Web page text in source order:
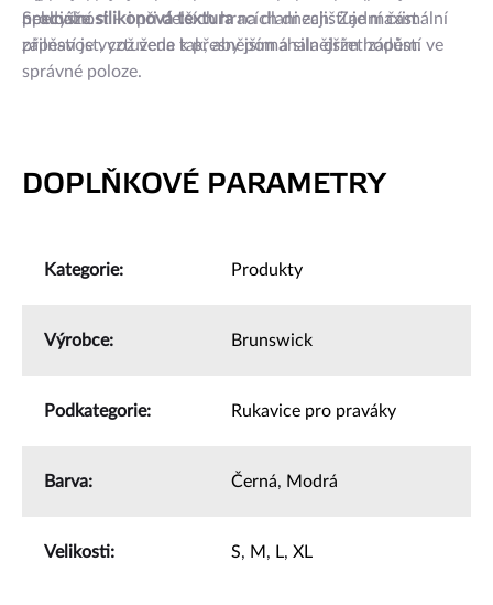
Speciálnísilikonová texturana dlani zajišťuje maximální
přilnavost, což vede k přesnějším a silnějším hodům.
prodyšnost – i při delších hracích dnech. Zadní část
zápěstí je vyztužena tak, aby pomáhala držet zápěstí ve
správné poloze.
neklouže.
DOPLŇKOVÉ PARAMETRY
Kategorie: Produkty
Výrobce: Brunswick
Podkategorie: Rukavice pro praváky
Barva: Černá, Modrá
Velikosti: S, M , L, XL